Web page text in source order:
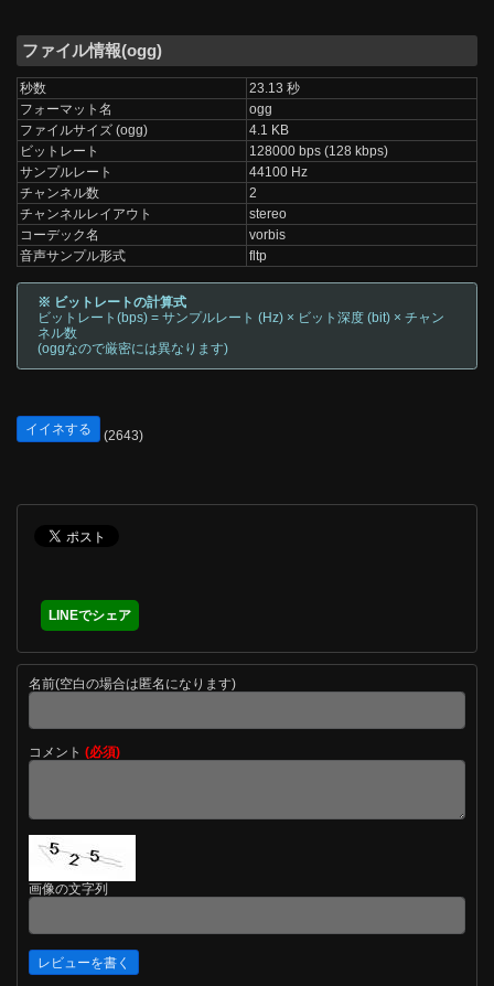
ファイル情報(ogg)
秒数
23.13 秒
フォーマット名
ogg
ファイルサイズ (ogg)
4.1 KB
ビットレート
128000 bps (128 kbps)
サンプルレート
44100 Hz
チャンネル数
2
チャンネルレイアウト
stereo
コーデック名
vorbis
音声サンプル形式
fltp
※ ビットレートの計算式
ビットレート(bps) = サンプルレート (Hz) × ビット深度 (bit) × チャン
ネル数
(oggなので厳密には異なります)
イイネする (2643)
LINEでシェア
名前(空白の場合は匿名になります)
コメント (必須)
画像の文字列